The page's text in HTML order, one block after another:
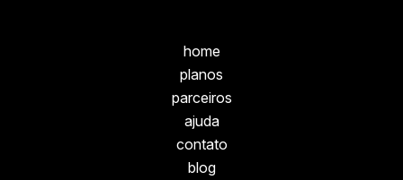
home
planos
parceiros
ajuda
contato
blog